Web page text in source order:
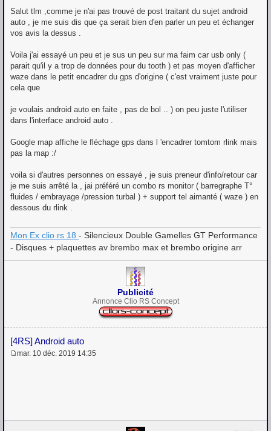
e
s
s
a
e
Salut tlm ,comme je n'ai pas trouvé de post traitant du sujet android
auto , je me suis dis que ça serait bien d'en parler un peu et échanger
vos avis la dessus .
Voila j'ai essayé un peu et je sus un peu sur ma faim car usb only (
parait qu'il y a trop de données pour du tooth ) et pas moyen d'afficher
waze dans le petit encadrer du gps d'origine ( c'est vraiment juste pour
cela que
je voulais android auto en faite , pas de bol .. ) on peu juste l'utiliser
dans l'interface android auto .
Google map affiche le fléchage gps dans l 'encadrer tomtom rlink mais
pas la map :/
voila si d'autres personnes on essayé , je suis preneur d'info/retour car
je me suis arrêté la , jai préféré un combo rs monitor ( barregraphe T°
fluides / embrayage /pression turbal ) + support tel aimanté ( waze ) en
dessous du rlink .
Mon Ex clio rs 18 - Silencieux Double Gamelles GT Performance
- Disques + plaquettes av brembo max et brembo origine arr
Publicité
Annonce Clio RS Concept
[4RS] Android auto
mar. 10 déc. 2019 14:35